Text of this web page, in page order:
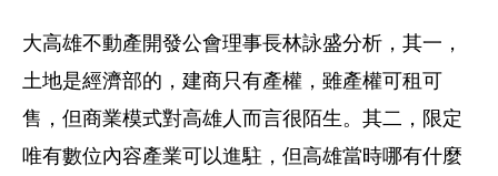
大高雄不動產開發公會理事長林詠盛分析，其一，
土地是經濟部的，建商只有產權，雖產權可租可
售，但商業模式對高雄人而言很陌生。其二，限定
唯有數位內容產業可以進駐，但高雄當時哪有什麼